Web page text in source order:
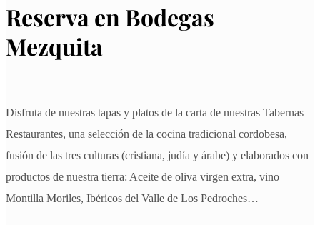
Reserva en Bodegas
Mezquita
Disfruta de nuestras tapas y platos de la carta de nuestras Tabernas
Restaurantes, una selección de la cocina tradicional cordobesa,
fusión de las tres culturas (cristiana, judía y árabe) y elaborados con
productos de nuestra tierra: Aceite de oliva virgen extra, vino
Montilla Moriles, Ibéricos del Valle de Los Pedroches…